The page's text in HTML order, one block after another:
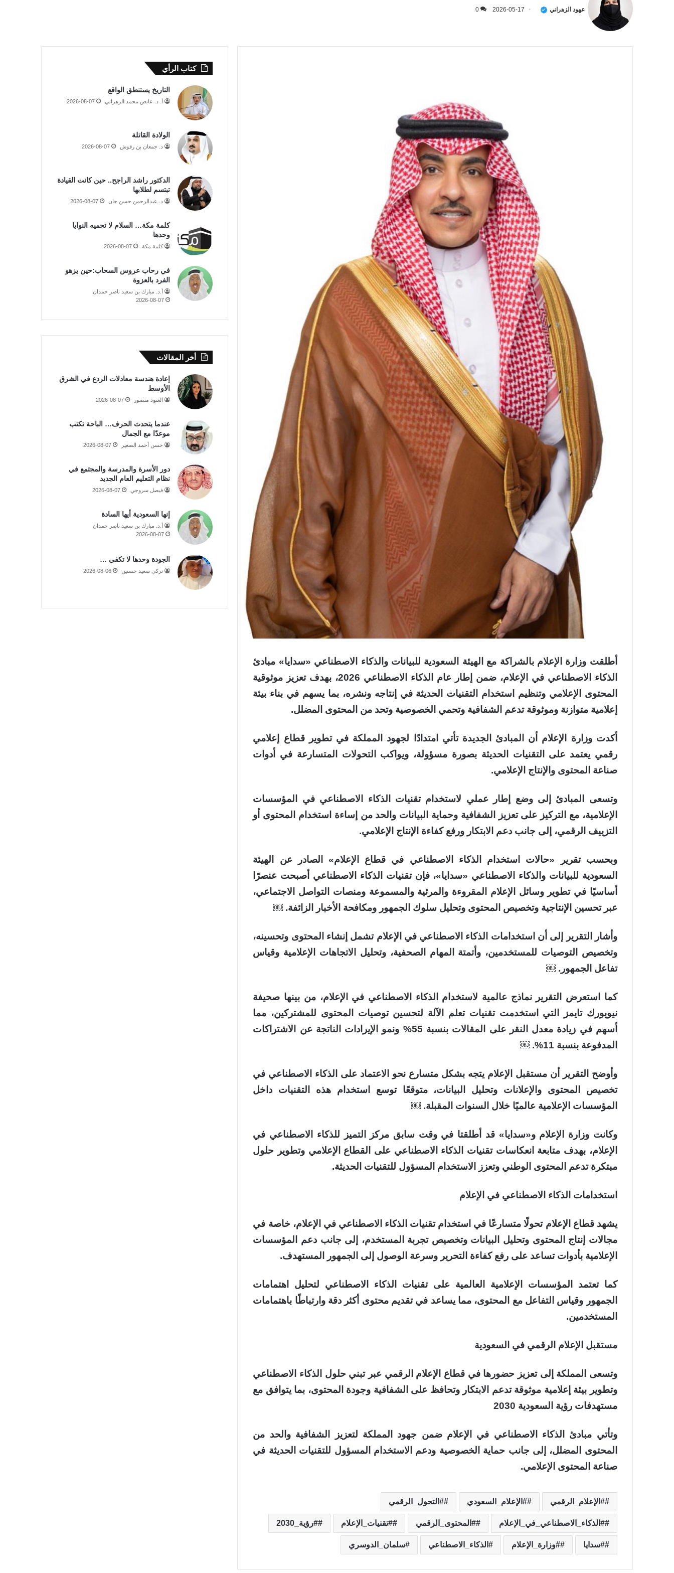
عهود الزهراني 2026-05-17
0
أطلقت وزارة الإعلام بالشراكة مع الهيئة السعودية للبيانات والذكاء الاصطناعي «سدايا» مبادئ
الذكاء الاصطناعي في الإعلام، ضمن إطار عام الذكاء الاصطناعي 2026، بهدف تعزيز موثوقية
المحتوى الإعلامي وتنظيم استخدام التقنيات الحديثة في إنتاجه ونشره، بما يسهم في بناء بيئة
إعلامية متوازنة وموثوقة تدعم الشفافية وتحمي الخصوصية وتحد من المحتوى المضلل.
أكدت وزارة الإعلام أن المبادئ الجديدة تأتي امتدادًا لجهود المملكة في تطوير قطاع إعلامي
رقمي يعتمد على التقنيات الحديثة بصورة مسؤولة، ويواكب التحولات المتسارعة في أدوات
صناعة المحتوى والإنتاج الإعلامي.
وتسعى المبادئ إلى وضع إطار عملي لاستخدام تقنيات الذكاء الاصطناعي في المؤسسات
الإعلامية، مع التركيز على تعزيز الشفافية وحماية البيانات والحد من إساءة استخدام المحتوى أو
التزييف الرقمي، إلى جانب دعم الابتكار ورفع كفاءة الإنتاج الإعلامي.
وبحسب تقرير «حالات استخدام الذكاء الاصطناعي في قطاع الإعلام» الصادر عن الهيئة
السعودية للبيانات والذكاء الاصطناعي «سدايا»، فإن تقنيات الذكاء الاصطناعي أصبحت عنصرًا
أساسيًا في تطوير وسائل الإعلام المقروءة والمرئية والمسموعة ومنصات التواصل الاجتماعي،
عبر تحسين الإنتاجية وتخصيص المحتوى وتحليل سلوك الجمهور ومكافحة الأخبار الزائفة. ￼
وأشار التقرير إلى أن استخدامات الذكاء الاصطناعي في الإعلام تشمل إنشاء المحتوى وتحسينه،
وتخصيص التوصيات للمستخدمين، وأتمتة المهام الصحفية، وتحليل الاتجاهات الإعلامية وقياس
تفاعل الجمهور. ￼
كما استعرض التقرير نماذج عالمية لاستخدام الذكاء الاصطناعي في الإعلام، من بينها صحيفة
نيويورك تايمز التي استخدمت تقنيات تعلم الآلة لتحسين توصيات المحتوى للمشتركين، مما
أسهم في زيادة معدل النقر على المقالات بنسبة 55% ونمو الإيرادات الناتجة عن الاشتراكات
المدفوعة بنسبة 11%. ￼
وأوضح التقرير أن مستقبل الإعلام يتجه بشكل متسارع نحو الاعتماد على الذكاء الاصطناعي في
تخصيص المحتوى والإعلانات وتحليل البيانات، متوقعًا توسع استخدام هذه التقنيات داخل
المؤسسات الإعلامية عالميًا خلال السنوات المقبلة. ￼
وكانت وزارة الإعلام و«سدايا» قد أطلقتا في وقت سابق مركز التميز للذكاء الاصطناعي في
الإعلام، بهدف متابعة انعكاسات تقنيات الذكاء الاصطناعي على القطاع الإعلامي وتطوير حلول
مبتكرة تدعم المحتوى الوطني وتعزز الاستخدام المسؤول للتقنيات الحديثة.
استخدامات الذكاء الاصطناعي في الإعلام
يشهد قطاع الإعلام تحولًا متسارعًا في استخدام تقنيات الذكاء الاصطناعي في الإعلام، خاصة في
مجالات إنتاج المحتوى وتحليل البيانات وتخصيص تجربة المستخدم، إلى جانب دعم المؤسسات
الإعلامية بأدوات تساعد على رفع كفاءة التحرير وسرعة الوصول إلى الجمهور المستهدف.
كما تعتمد المؤسسات الإعلامية العالمية على تقنيات الذكاء الاصطناعي لتحليل اهتمامات
الجمهور وقياس التفاعل مع المحتوى، مما يساعد في تقديم محتوى أكثر دقة وارتباطًا باهتمامات
المستخدمين.
مستقبل الإعلام الرقمي في السعودية
وتسعى المملكة إلى تعزيز حضورها في قطاع الإعلام الرقمي عبر تبني حلول الذكاء الاصطناعي
وتطوير بيئة إعلامية موثوقة تدعم الابتكار وتحافظ على الشفافية وجودة المحتوى، بما يتوافق مع
مستهدفات رؤية السعودية 2030
وتأتي مبادئ الذكاء الاصطناعي في الإعلام ضمن جهود المملكة لتعزيز الشفافية والحد من
المحتوى المضلل، إلى جانب حماية الخصوصية ودعم الاستخدام المسؤول للتقنيات الحديثة في
صناعة المحتوى الإعلامي.
#الإعلام_الرقمي #الإعلام_السعودي #التحول_الرقمي
#الذكاء_الاصطناعي_في_الإعلام #المحتوى_الرقمي #تقنيات_الإعلام #رؤية_2030
#سدايا #وزارة_الإعلام الذكاء_الاصطناعي سلمان_الدوسري
كتاب الرأي
التاريخ يستنطق الواقع
أ. د. عايض محمد الزهراني 2026-08-07
الولادة القاتلة
د. جمعان بن رقوش 2026-08-07
الدكتور راشد الراجح.. حين كانت القيادة
تبتسم لطلابها
د. عبدالرحمن حسن جان 2026-08-07
كلمة مكة… السلام لا تحميه النوايا
وحدها
كلمة مكة 2026-08-07
في رحاب عروس السحاب:حين يزهو
الفرد بالعزوة
أ.د. مبارك بن سعيد ناصر حمدان
2026-08-07
أخر المقالات
إعادة هندسة معادلات الردع في الشرق
الأوسط
العنود منصور 2026-08-07
عندما يتحدث الحرف… الباحة تكتب
موعدًا مع الجمال
حسن أحمد الصغير 2026-08-07
دور الأسرة والمدرسة والمجتمع في
نظام التعليم العام الجديد
فيصل سروجي 2026-08-07
إنها السعودية أيها السادة
أ.د. مبارك بن سعيد ناصر حمدان
2026-08-07
الجودة وحدها لا تكفي …
تركي سعيد حسنين 2026-08-06